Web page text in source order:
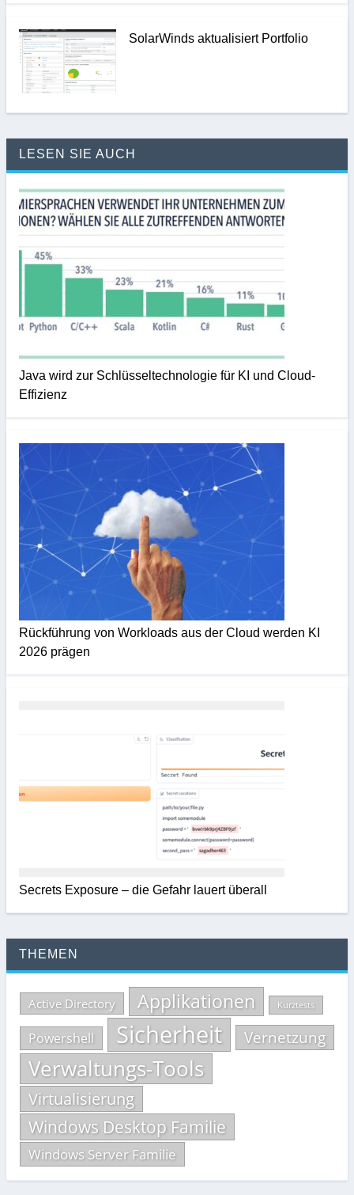
SolarWinds aktualisiert Portfolio
LESEN SIE AUCH
Java wird zur Schlüsseltechnologie für KI und Cloud-
Effizienz
Rückführung von Workloads aus der Cloud werden KI
2026 prägen
Secrets Exposure – die Gefahr lauert überall
THEMEN
Active Directory Applikationen Kurztests
Powershell Sicherheit Vernetzung
Verwaltungs-Tools
Virtualisierung
Windows Desktop Familie
Windows Server Familie